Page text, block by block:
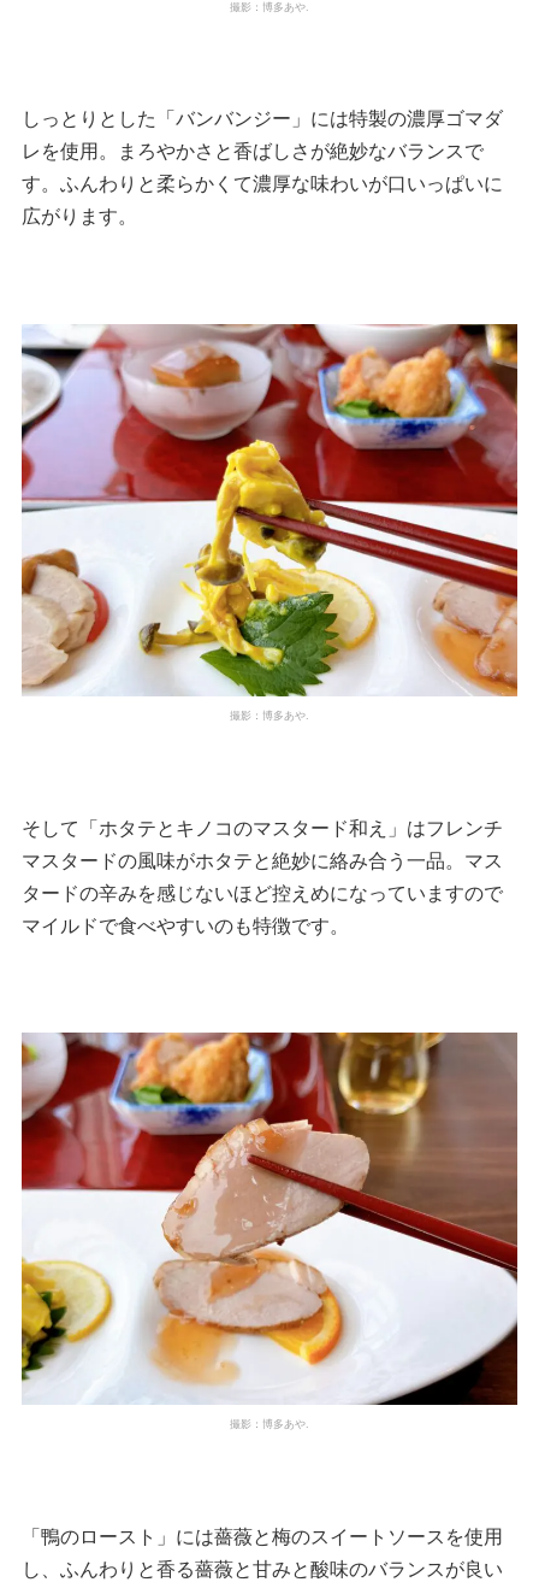
撮影：博多あや.
しっとりとした「バンバンジー」には特製の濃厚ゴマダ
レを使用。まろやかさと香ばしさが絶妙なバランスで
す。ふんわりと柔らかくて濃厚な味わいが口いっぱいに
広がります。
撮影：博多あや.
そして「ホタテとキノコのマスタード和え」はフレンチ
マスタードの風味がホタテと絶妙に絡み合う一品。マス
タードの辛みを感じないほど控えめになっていますので
マイルドで食べやすいのも特徴です。
撮影：博多あや.
「鴨のロースト」には薔薇と梅のスイートソースを使用
し、ふんわりと香る薔薇と甘みと酸味のバランスが良い